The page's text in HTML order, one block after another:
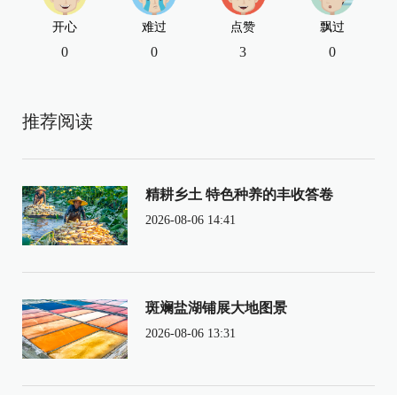
开心
0
难过
0
点赞
3
飘过
0
推荐阅读
精耕乡土 特色种养的丰收答卷
2026-08-06 14:41
斑斓盐湖铺展大地图景
2026-08-06 13:31